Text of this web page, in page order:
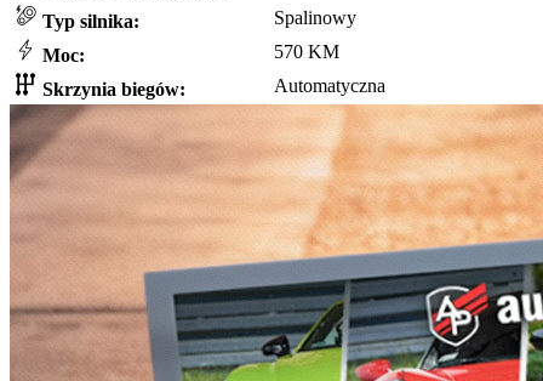
Typ silnika:
Spalinowy
Moc:
570 KM
Skrzynia biegów:
Automatyczna